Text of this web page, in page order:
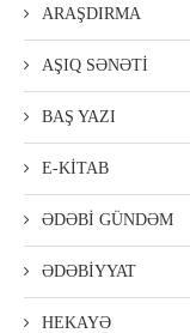
ARAŞDIRMA
AŞIQ SƏNƏTİ
BAŞ YAZI
E-KİTAB
ƏDƏBİ GÜNDƏM
ƏDƏBİYYAT
HEKAYƏ